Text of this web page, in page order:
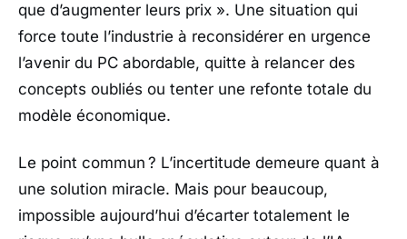
que d’augmenter leurs prix ». Une situation qui
force toute l’industrie à reconsidérer en urgence
l’avenir du PC abordable, quitte à relancer des
concepts oubliés ou tenter une refonte totale du
modèle économique.
Le point commun ? L’incertitude demeure quant à
une solution miracle. Mais pour beaucoup,
impossible aujourd’hui d’écarter totalement le